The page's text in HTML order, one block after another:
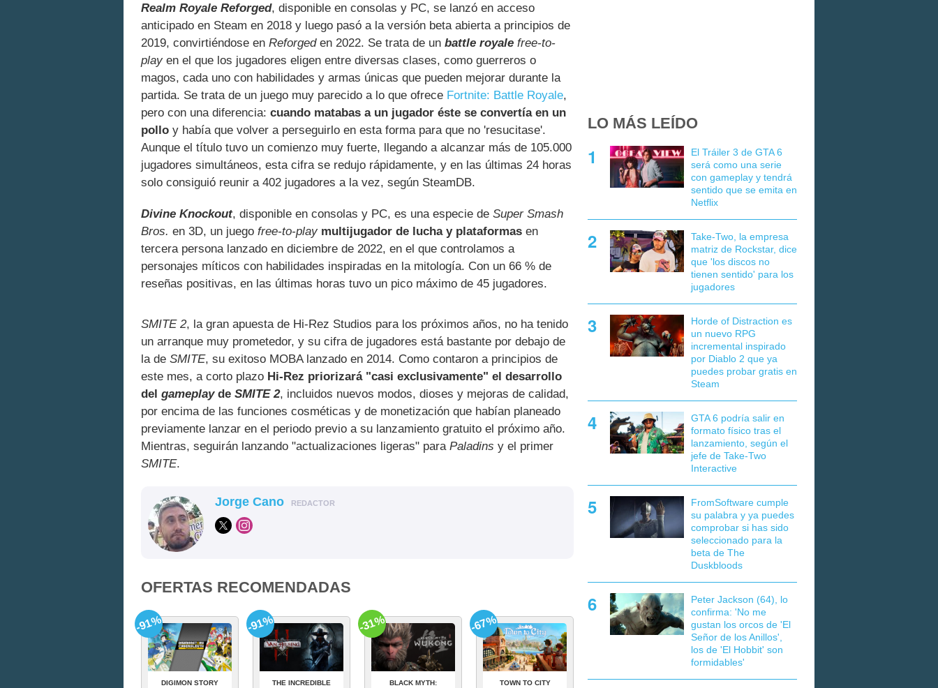
Realm Royale Reforged, disponible en consolas y PC, se lanzó en acceso
anticipado en Steam en 2018 y luego pasó a la versión beta abierta a principios de
2019, convirtiéndose en Reforgeden 2022. Se trata de un battle royale free-to-
play en el que los jugadores eligen entre diversas clases, como guerreros o
magos, cada uno con habilidades y armas únicas que pueden mejorar durante la
partida. Se trata de un juego muy parecido a lo que ofrece Fortnite: Battle Royale,
pero con una diferencia: cuando matabas a un jugador éste se convertía en un
pollo y había que volver a perseguirlo en esta forma para que no 'resucitase'.
Aunque el título tuvo un comienzo muy fuerte, llegando a alcanzar más de 105.000
jugadores simultáneos, esta cifra se redujo rápidamente, y en las últimas 24 horas
solo consiguió reunir a 402 jugadores a la vez, según SteamDB.
Divine Knockout, disponible en consolas y PC, es una especie de Super Smash
Bros. en 3D, un juego free-to-play multijugador de lucha y plataformas en
tercera persona lanzado en diciembre de 2022, en el que controlamos a
personajes míticos con habilidades inspiradas en la mitología. Con un 66 % de
reseñas positivas, en las últimas horas tuvo un pico máximo de 45 jugadores.
SMITE 2, la gran apuesta de Hi-Rez Studios para los próximos años, no ha tenido
un arranque muy prometedor, y su cifra de jugadores está bastante por debajo de
la de SMITE, su exitoso MOBA lanzado en 2014. Como contaron a principios de
este mes, a corto plazo Hi-Rez priorizará "casi exclusivamente" el desarrollo
del gameplayde SMITE 2, incluidos nuevos modos, dioses y mejoras de calidad,
por encima de las funciones cosméticas y de monetización que habían planeado
previamente lanzar en el periodo previo a su lanzamiento gratuito el próximo año.
Mientras, seguirán lanzando "actualizaciones ligeras" para Paladins y el primer
SMITE.
Jorge Cano REDACTOR
OFERTAS RECOMENDADAS
DIGIMON STORY
-91%
THE INCREDIBLE
-91%
BLACK MYTH:
-31%
TOWN TO CITY
-67%
LO MÁS LEÍDO
El Tráiler 3 de GTA 6
será como una serie
con gameplay y tendrá
sentido que se emita en
Netflix
Take-Two, la empresa
matriz de Rockstar, dice
que 'los discos no
tienen sentido' para los
jugadores
Horde of Distraction es
un nuevo RPG
incremental inspirado
por Diablo 2 que ya
puedes probar gratis en
Steam
GTA 6 podría salir en
formato físico tras el
lanzamiento, según el
jefe de Take-Two
Interactive
FromSoftware cumple
su palabra y ya puedes
comprobar si has sido
seleccionado para la
beta de The
Duskbloods
Peter Jackson (64), lo
confirma: 'No me
gustan los orcos de 'El
Señor de los Anillos',
los de 'El Hobbit' son
formidables'